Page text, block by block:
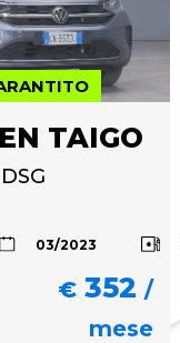
TAIGO
03/2023
€ 352 /
mese